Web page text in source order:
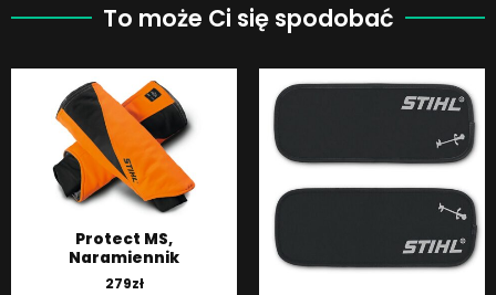
To może Ci się spodobać
Protect MS,
Naramiennik
279zł